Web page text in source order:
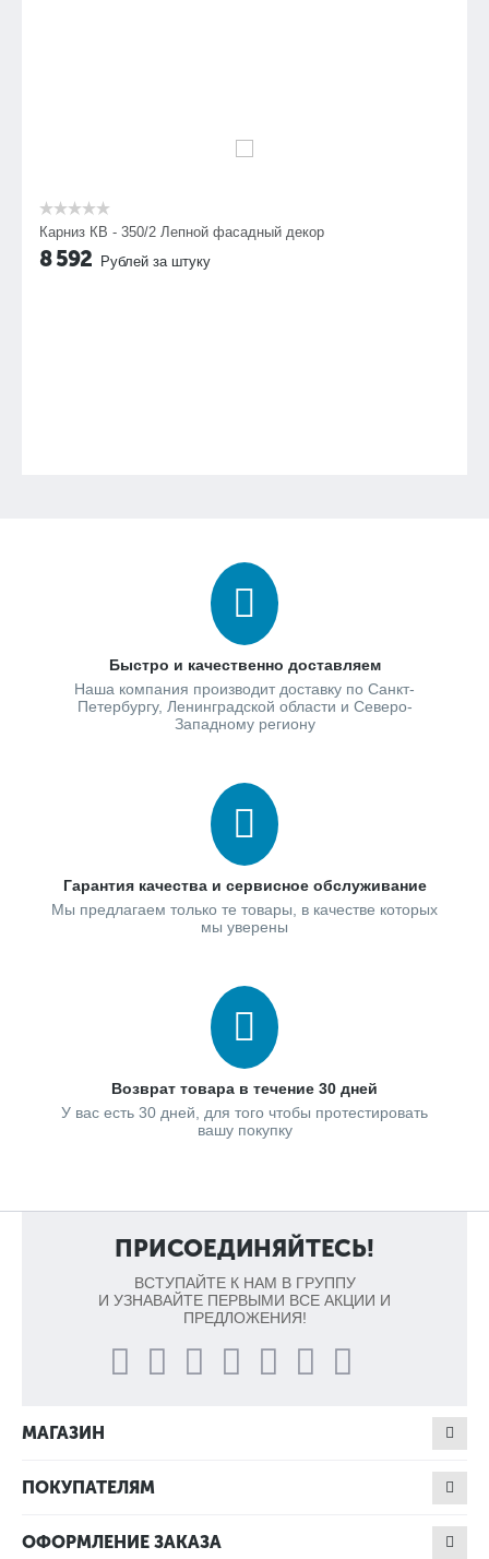
Карниз КВ - 350/2 Лепной фасадный декор
8 592 Рублей за штуку
Быстро и качественно доставляем
Наша компания производит доставку по Санкт-
Петербургу, Ленинградской области и Северо-
Западному региону
Гарантия качества и сервисное обслуживание
Мы предлагаем только те товары, в качестве которых
мы уверены
Возврат товара в течение 30 дней
У вас есть 30 дней, для того чтобы протестировать
вашу покупку
ПРИСОЕДИНЯЙТЕСЬ!
ВСТУПАЙТЕ К НАМ В ГРУППУ
И УЗНАВАЙТЕ ПЕРВЫМИ ВСЕ АКЦИИ И
ПРЕДЛОЖЕНИЯ!
МАГАЗИН
ПОКУПАТЕЛЯМ
ОФОРМЛЕНИЕ ЗАКАЗА